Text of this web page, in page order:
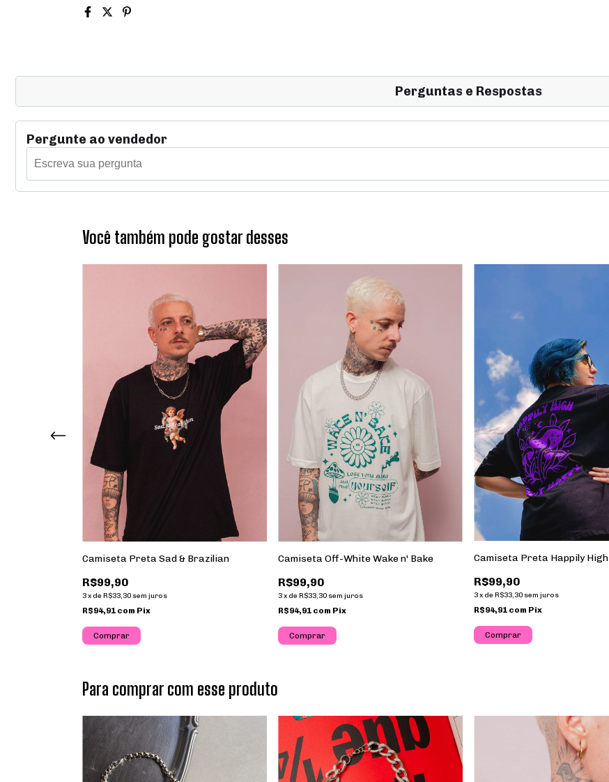
Perguntas e Respostas
Pergunte ao vendedor
Você também pode gostar desses
Camiseta Preta Sad & Brazilian
R$99,90
3x de R$33,30 sem juros
R$94,91 com Pix
Comprar
Camiseta Off-White Wake n' Bake
R$99,90
3x de R$33,30 sem juros
R$94,91 com Pix
Comprar
Camiseta Preta Happily High
R$99,90
3x de R$33,30 sem juros
R$94,91 com Pix
Comprar
Para comprar com esse produto